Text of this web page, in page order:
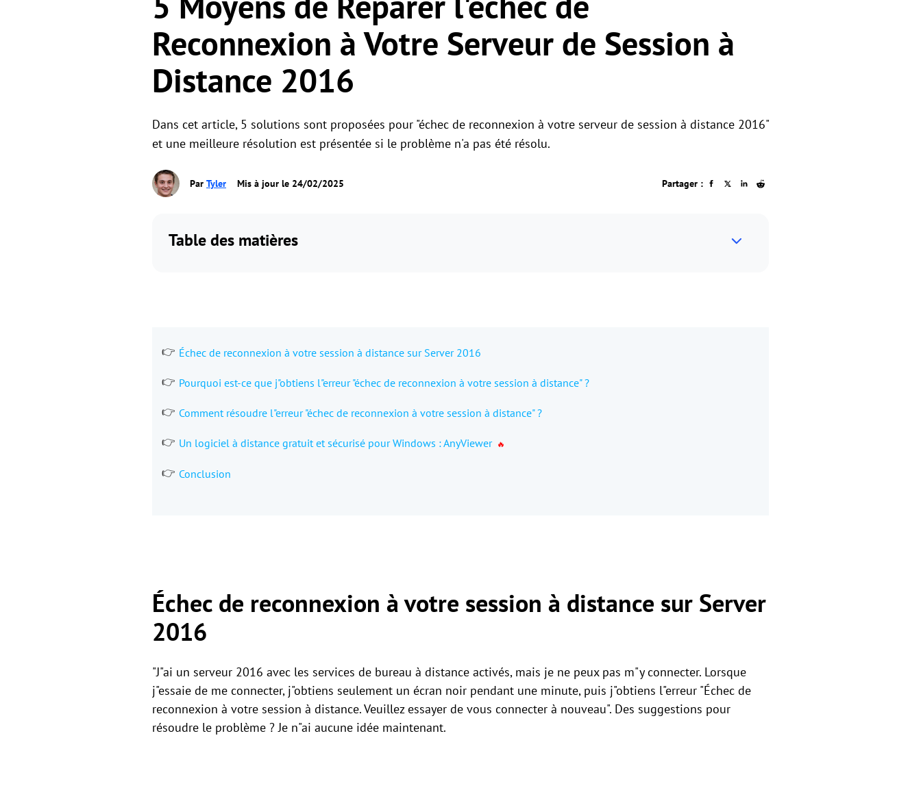
Contrôle à distance global
Contrôler des serveurs à l'étranger en
toute simplicité
Gestion des permissions des rôles
Gérer les accès des utilisateurs avec des
permissions flexibles.
Reconnexion à Votre Serveur de Session à
Distance 2016
Dans cet article, 5 solutions sont proposées pour "échec de reconnexion à votre serveur de session à distance 2016"
et une meilleure résolution est présentée si le problème n'a pas été résolu.
Par Tyler Mis à jour le 24/02/2025 Partager :
Table des matières
Échec de reconnexion à votre session à distance sur Server 2016
Pourquoi est-ce que j"obtiens l"erreur "échec de reconnexion à votre session à distance" ?
Comment résoudre l"erreur "échec de reconnexion à votre session à distance" ?
Un logiciel à distance gratuit et sécurisé pour Windows : AnyViewer
Conclusion
Échec de reconnexion à votre session à distance sur Server
2016
"J"ai un serveur 2016 avec les services de bureau à distance activés, mais je ne peux pas m"y connecter. Lorsque
j"essaie de me connecter, j"obtiens seulement un écran noir pendant une minute, puis j"obtiens l"erreur "Échec de
reconnexion à votre session à distance. Veuillez essayer de vous connecter à nouveau". Des suggestions pour
résoudre le problème ? Je n"ai aucune idée maintenant.